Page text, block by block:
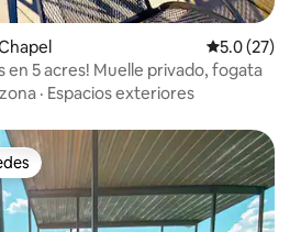
Calificación
5.0 (27)
en 5 acres! Muelle privado, fogata
· Espacios exteriores